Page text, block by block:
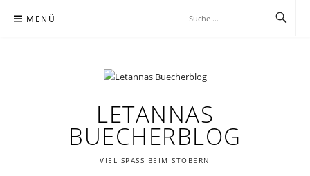
Inhalt MENÜ
LETANNAS
BUECHERBLOG
VIEL SPASS BEIM STÖBERN